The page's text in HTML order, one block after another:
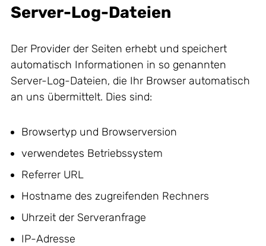
Server-Log-Dateien
Der Provider der Seiten erhebt und speichert
automatisch Informationen in so genannten
Server-Log-Dateien, die Ihr Browser automatisch
an uns übermittelt. Dies sind:
Browsertyp und Browserversion
verwendetes Betriebssystem
Referrer URL
Hostname des zugreifenden Rechners
Uhrzeit der Serveranfrage
IP-Adresse